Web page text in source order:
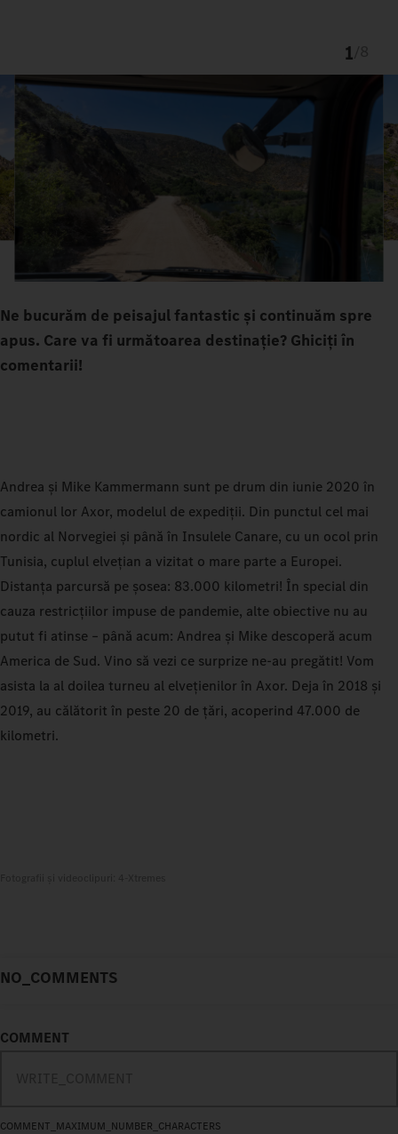
1
Ne bucurăm de peisajul fantastic și continuăm spre
apus. Care va fi următoarea destinație? Ghiciți în
comentarii!
Andrea și Mike Kammermann sunt pe drum din iunie 2020 în
camionul lor Axor, modelul de expediții. Din punctul cel mai
nordic al Norvegiei și până în Insulele Canare, cu un ocol prin
Tunisia, cuplul elvețian a vizitat o mare parte a Europei.
Distanța parcursă pe șosea: 83.000 kilometri! În special din
cauza restricțiilor impuse de pandemie, alte obiective nu au
putut fi atinse – până acum: Andrea și Mike descoperă acum
America de Sud. Vino să vezi ce surprize ne-au pregătit! Vom
asista la al doilea turneu al elvețienilor în Axor. Deja în 2018 și
2019, au călătorit în peste 20 de țări, acoperind 47.000 de
kilometri.
NO_COMMENTS
COMMENT
COMMENT_MAXIMUM_NUMBER_CHARACTERS